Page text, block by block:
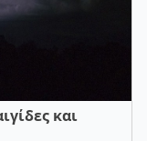
και